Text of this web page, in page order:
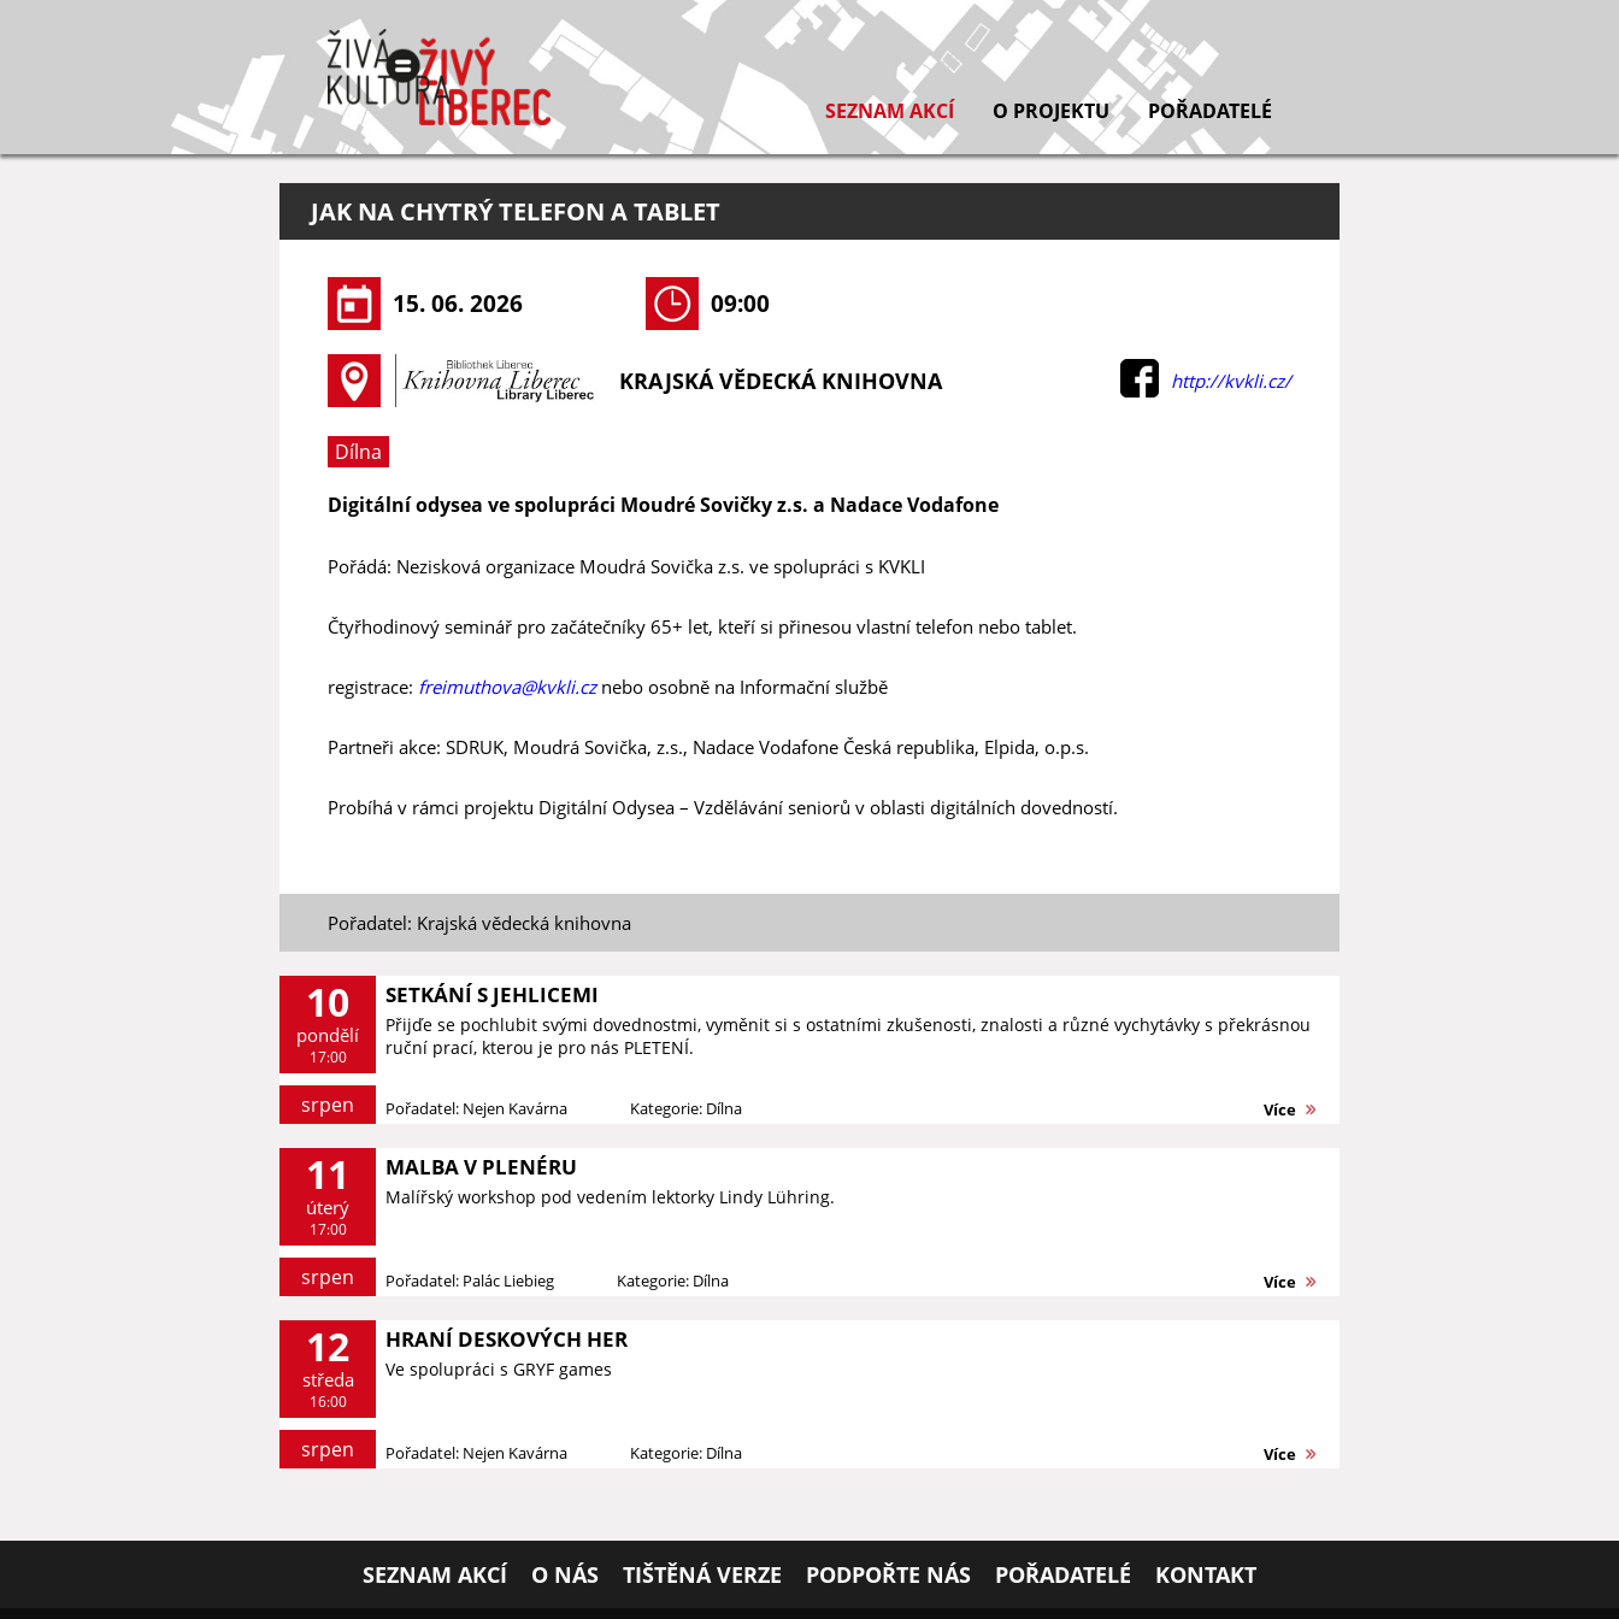
SEZNAM AKCÍ O PROJEKTU POŘADATELÉ
JAK NA CHYTRÝ TELEFON A TABLET
15. 06. 2026 09:00
KRAJSKÁ VĚDECKÁ KNIHOVNA http://kvkli.cz/
Dílna
Digitální odysea ve spolupráci Moudré Sovičky z.s. a Nadace Vodafone
Pořádá: Nezisková organizace Moudrá Sovička z.s. ve spolupráci s KVKLI
Čtyřhodinový seminář pro začátečníky 65+ let, kteří si přinesou vlastní telefon nebo tablet.
registrace: freimuthova@kvkli.cznebo osobně na Informační službě
Partneři akce: SDRUK, Moudrá Sovička, z.s., Nadace Vodafone Česká republika, Elpida, o.p.s.
Probíhá v rámci projektu Digitální Odysea – Vzdělávání seniorů v oblasti digitálních dovedností.
Pořadatel: Krajská vědecká knihovna
10
pondělí
17:00
srpen
SETKÁNÍ S JEHLICEMI
Přijďe se pochlubit svými dovednostmi, vyměnit si s ostatními zkušenosti, znalosti a různé vychytávky s překrásnou
ruční prací, kterou je pro nás PLETENÍ.
Pořadatel: Nejen Kavárna Kategorie: Dílna Více
11
úterý
17:00
srpen
MALBA V PLENÉRU
Malířský workshop pod vedením lektorky Lindy Lühring.
Pořadatel: Palác Liebieg Kategorie: Dílna Více
12
středa
16:00
srpen
HRANÍ DESKOVÝCH HER
Ve spolupráci s GRYF games
Pořadatel: Nejen Kavárna Kategorie: Dílna Více
SEZNAM AKCÍ O NÁS TIŠTĚNÁ VERZE PODPOŘTE NÁS POŘADATELÉ KONTAKT